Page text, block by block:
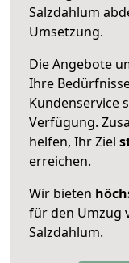
Salzdahlum
Umsetzung.
Die Angebote
Ihre
Kundenservice
Verfügung.
helfen, Ihr Ziel
erreichen.
Wir bieten
für den Umzug
Salzdahlum.